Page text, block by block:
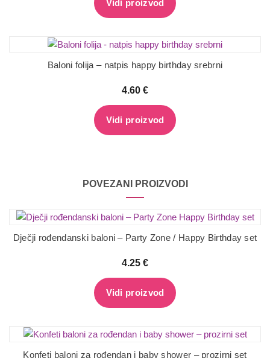
Vidi proizvod
Baloni folija – natpis happy birthday srebrni
4.60 €
Vidi proizvod
POVEZANI PROIZVODI
Dječji rođendanski baloni – Party Zone / Happy Birthday set
4.25 €
Vidi proizvod
Konfeti baloni za rođendan i baby shower – prozirni set